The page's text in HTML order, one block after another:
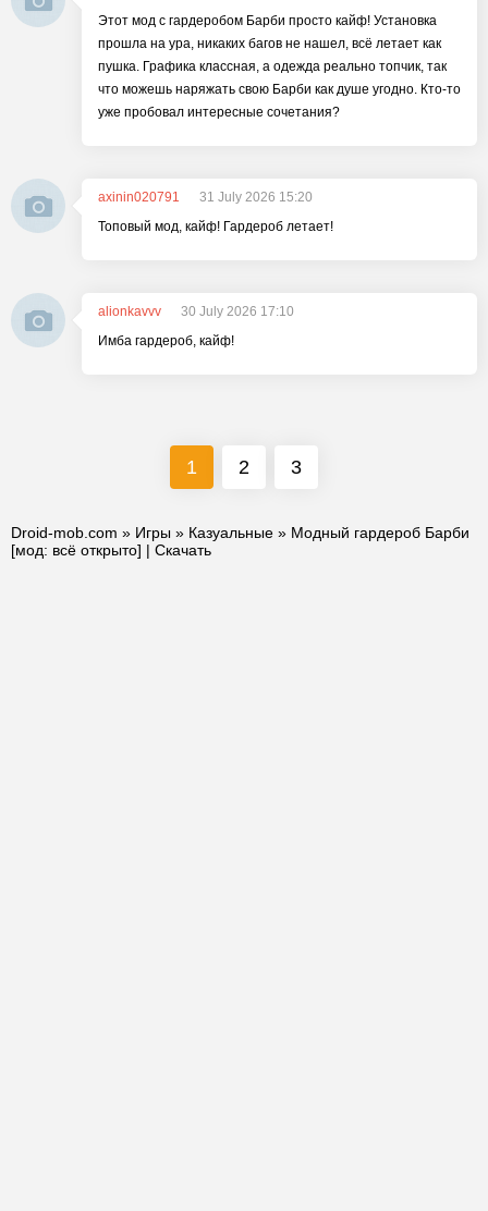
Этот мод с гардеробом Барби просто кайф! Установка
прошла на ура, никаких багов не нашел, всё летает как
пушка. Графика классная, а одежда реально топчик, так
что можешь наряжать свою Барби как душе угодно. Кто-то
уже пробовал интересные сочетания?
axinin020791
31 July 2026 15:20
Топовый мод, кайф! Гардероб летает!
alionkavvv
30 July 2026 17:10
Имба гардероб, кайф!
1 2 3
Droid-mob.com » Игры » Казуальные » Модный гардероб Барби
[мод: всё открыто] | Скачать